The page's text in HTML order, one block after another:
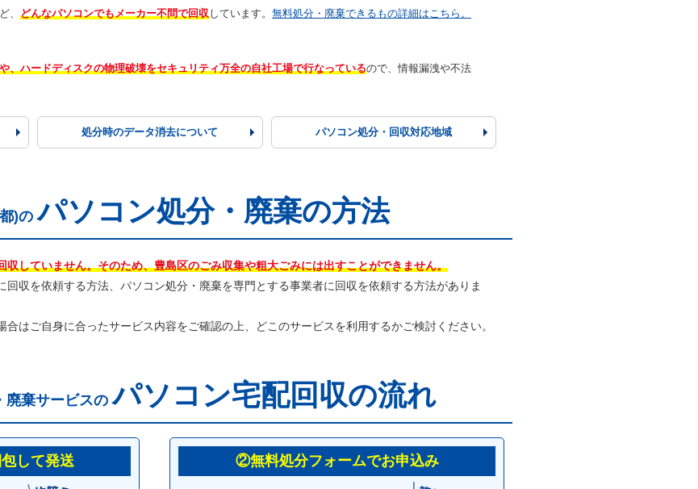
、 どんなパソコンでもメーカー不問で回収 しています。無料処分・廃棄できるもの詳細はこちら。
、ハードディスクの物理破壊をセキュリティ万全の自社工場で行なっているので、情報漏洩や不法
処分時のデータ消去について パソコン処分・回収対応地域
)の パソコン処分・廃棄の方法
収していません。そのため、豊島区のごみ収集や粗大ごみには出すことができません。
回収を依頼する方法、パソコン処分・廃棄を専門とする事業者に回収を依頼する方法がありま
はご自身に合ったサービス内容をご確認の上、どこのサービスを利用するかご検討ください。
廃棄サービスの パソコン宅配回収の流れ
して発送 ②無料処分フォームでお申込み